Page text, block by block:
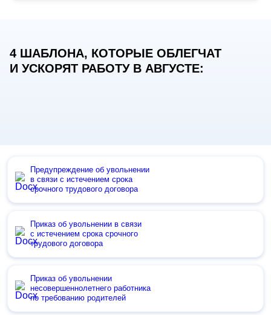
4 ШАБЛОНА, КОТОРЫЕ ОБЛЕГЧАТ
И УСКОРЯТ РАБОТУ В АВГУСТЕ:
Предупреждение об увольнении
в связи с истечением срока
срочного трудового договора
Приказ об увольнении в связи
с истечением срока срочного
трудового договора
Приказ об увольнении
несовершеннолетнего работника
по требованию родителей